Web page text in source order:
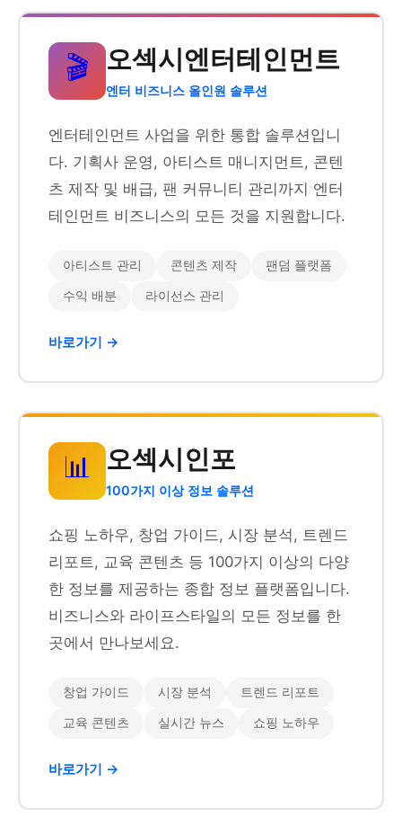
🎬 오섹시엔터테인먼트
엔터 비즈니스 올인원 솔루션
엔터테인먼트 사업을 위한 통합 솔루션입니
다. 기획사 운영, 아티스트 매니지먼트, 콘텐
츠 제작 및 배급, 팬 커뮤니티 관리까지 엔터
테인먼트 비즈니스의 모든 것을 지원합니다.
아티스트 관리 콘텐츠 제작 팬덤 플랫폼
수익 배분 라이선스 관리
바로가기 →
📊 오섹시인포
100가지 이상 정보 솔루션
쇼핑 노하우, 창업 가이드, 시장 분석, 트렌드
리포트, 교육 콘텐츠 등 100가지 이상의 다양
한 정보를 제공하는 종합 정보 플랫폼입니다.
비즈니스와 라이프스타일의 모든 정보를 한
곳에서 만나보세요.
창업 가이드 시장 분석 트렌드 리포트
교육 콘텐츠 실시간 뉴스 쇼핑 노하우
바로가기 →